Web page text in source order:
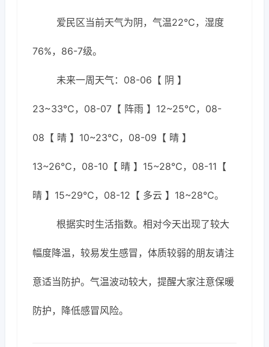
爱民区当前天气为阴，气温22℃，湿度
76%，86-7级。
未来一周天气：08-06【 阴 】
23~33℃，08-07【 阵雨 】12~25℃，08-
08【 晴 】10~23℃，08-09【 晴 】
13~26℃，08-10【 晴 】15~28℃，08-11【
晴 】15~29℃，08-12【 多云 】18~28℃。
根据实时生活指数。相对今天出现了较大
幅度降温，较易发生感冒，体质较弱的朋友请注
意适当防护。气温波动较大，提醒大家注意保暖
防护，降低感冒风险。